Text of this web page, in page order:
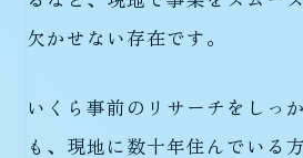
欠かせない存在です。
いくら事前のリサーチをしっ
も、現地に数十年住んでいる